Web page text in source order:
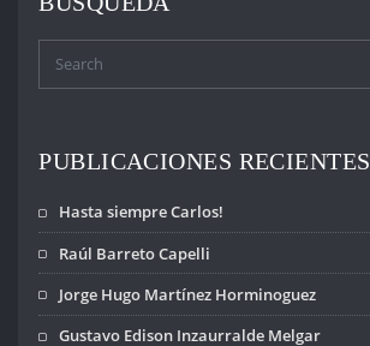
PUBLICACIONES RECIENTES
Hasta siempre Carlos!
Raúl Barreto Capelli
Jorge Hugo Martínez Horminoguez
Gustavo Edison Inzaurralde Melgar